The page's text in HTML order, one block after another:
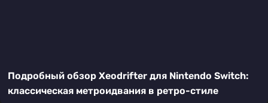
Подробный обзор Xeodrifter для Nintendo Switch:
классическая метроидвания в ретро-стиле